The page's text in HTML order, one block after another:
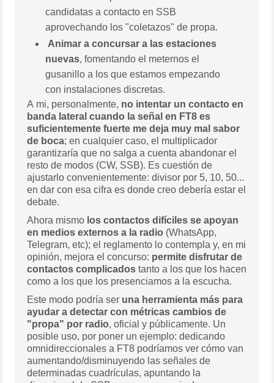
candidatas a contacto en SSB
aprovechando los "coletazos" de propa.
Animar a concursar a las estaciones
nuevas, fomentando el meternos el
gusanillo a los que estamos empezando
con instalaciones discretas.
A mi, personalmente, no intentar un contacto en
banda lateral cuando la señal en FT8 es
suficientemente fuerte me deja muy mal sabor
de boca; en cualquier caso, el multiplicador
garantizaría que no salga a cuenta abandonar el
resto de modos (CW, SSB). Es cuestión de
ajustarlo convenientemente: divisor por 5, 10, 50...
en dar con esa cifra es donde creo debería estar el
debate.
Ahora mismo los contactos difíciles se apoyan
en medios externos a la radio (WhatsApp,
Telegram, etc); el reglamento lo contempla y, en mi
opinión, mejora el concurso: permite disfrutar de
contactos complicados tanto a los que los hacen
como a los que los presenciamos a la escucha.
Este modo podría ser una herramienta más para
ayudar a detectar con métricas cambios de
"propa" por radio, oficial y públicamente. Un
posible uso, por poner un ejemplo: dedicando
omnidireccionales a FT8 podríamos ver cómo van
aumentando/disminuyendo las señales de
determinadas cuadrículas, apuntando la